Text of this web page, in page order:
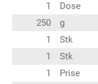
1
Dose
250
g
1
Stk
1
Stk
1
Prise